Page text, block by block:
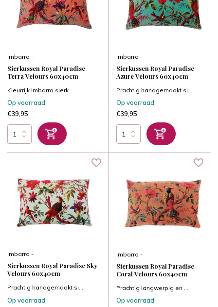
Imbarro -
Sierkussen Royal Paradise
Terra Velours 60x40cm
Kleurrijk Imbarro sierk...
Op voorraad
€39,95
Imbarro -
Sierkussen Royal Paradise
Azure Velours 60x40cm
Prachtig handgemaakt si...
Op voorraad
€39,95
Imbarro -
Sierkussen Royal Paradise Sky
Velours 60x40cm
Prachtig handgemaakt si...
Op voorraad
Imbarro -
Sierkussen Royal Paradise
Coral Velours 60x40cm
Prachtig langwerpig en ...
Op voorraad